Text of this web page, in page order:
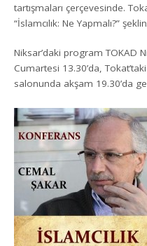
tartışmaları çerçevesinde.
“İslamcılık: Ne Yapmalı?”
Niksar’daki program TOKAD
Cumartesi 13.30’da,
salonunda akşam 19.30’da